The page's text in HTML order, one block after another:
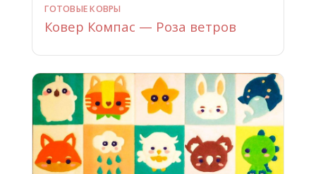
ГОТОВЫЕ КОВРЫ
Ковер Компас — Роза ветров